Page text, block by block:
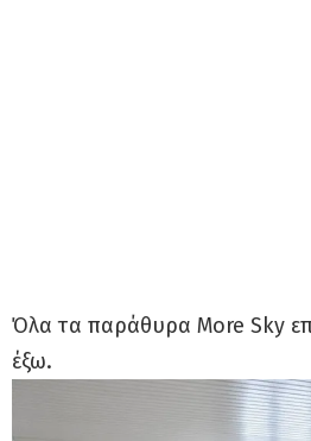
Όλα τα παράθυρα More Sky
έξω.